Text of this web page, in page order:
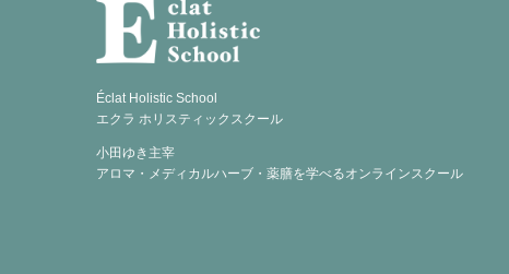
Éclat Holistic School
エクラ ホリスティックスクール
小田ゆき主宰
アロマ・メディカルハーブ・薬膳を学べるオンラインスクール